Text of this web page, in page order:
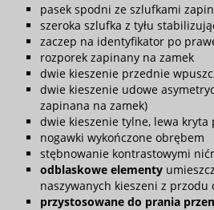
pasek spodni ze szlufkami
szeroka szlufka z tyłu
zaczep na identyfikator po
rozporek zapinany na zamek
dwie kieszenie przednie
dwie kieszenie udowe
zapinana na zamek)
dwie kieszenie tylne, lewa kryta
nogawki wykończone obrębem
stębnowanie kontrastowymi
odblaskowe elementy
naszywanych kieszeni z przodu
przystosowane do prania